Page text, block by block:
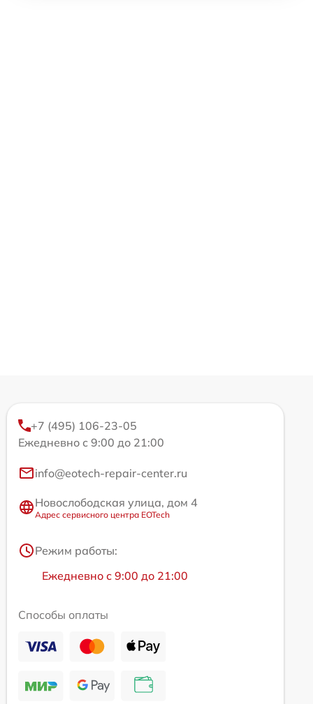
+7 (495) 106-23-05
Ежедневно с 9:00 до 21:00
info@eotech-repair-center.ru
Новослободская улица, дом 4
Адрес сервисного центра EOTech
Режим работы:
Ежедневно с 9:00 до 21:00
Способы оплаты